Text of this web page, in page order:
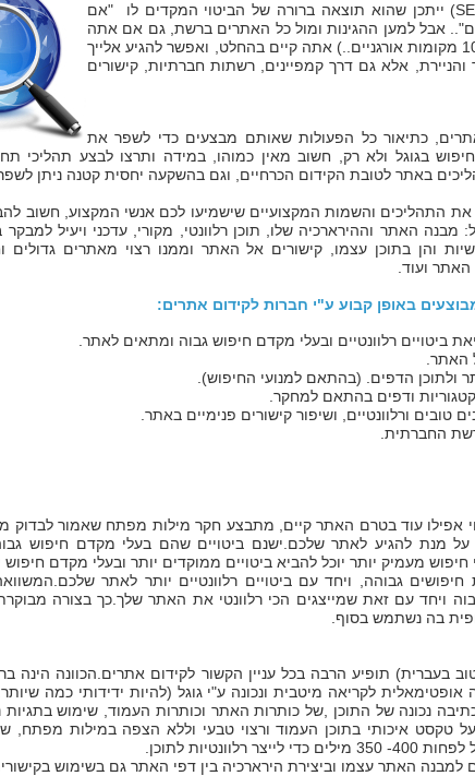
הביטוי קידום אתרים (SEO) ייתכן שהוא תוצאה ברורה של הביטוי המקדים לו "אם
אבל למען ההגינות ומול כל האתרים ברשת, גם אם אתה
לא בעמוד הראשון (ס"ה 10 מקומות אורגניים..) אתה קיים בהחלט, ואפשר להגיע אלייך
והניירת, אלא גם דרך קמפיינים, רשתות חברתיות, קישורים
כתיאור כל הפעולות שאותם מבצעים כדי לשפר את
בגוגל ולא רק, חשוב מאין כמוהו, במידה ותרצו לבצע תהליכי
באתר לטובת הקידום הכרחיים, וגם בהשקעה יחסית קטנה ניתן
את התהליכים והשמות המקצועיים שישמיעו לכם אנשי המקצוע, חשוב
האתר וההירארכיה שלו, תוכן רלוונטי, מקורי, עדכני ויעיל למבקר
והן בתוכן עצמו, קישורים אל האתר וממנו רצוי מאתרים גדולים
האתר ועוד.
באופן קבוע ע"י חברות לקידום אתרים:
ביטויים רלוונטיים ובעלי מקדם חיפוש גבוה ומתאים לאתר.
האתר.
ולתוכן הדפים. (בהתאם למנועי החיפוש).
ודפים בהתאם למחקר.
טובים ורלוונטיים, ושיפור קישורים פנימיים באתר.
החברתית.
אפילו עוד בטרם האתר קיים, מתבצע חקר מילות מפתח שאמור לבדוק
על מנת להגיע לאתר שלכם.ישנם ביטויים שהם בעלי מקדם חיפוש
מעמיק יותר יוכל להביא ביטויים ממוקדים יותר ובעלי מקדם חיפוש
חיפושים גבוהה, ויחד עם ביטויים רלוונטיים יותר לאתר
ויחד עם זאת שמייצגים הכי רלוונטי את האתר שלך.כך בצורה
בה נשתמש בסוף.
בעברית) תופיע הרבה בכל עניין הקשור לקידום אתרים.הכוונה הינה
לקריאה מיטבית ונכונה ע"י גוגל (להיות ידידותי כמה
טקסט איכותי בתוכן העמוד ורצוי טבעי וללא הצפה במילות מפתח,
לתוכן.
האתר עצמו וביצירת הירארכיה בין דפי האתר גם בשימוש